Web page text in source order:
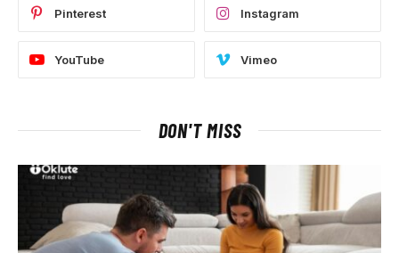
Pinterest Instagram
YouTube Vimeo
DON'T MISS